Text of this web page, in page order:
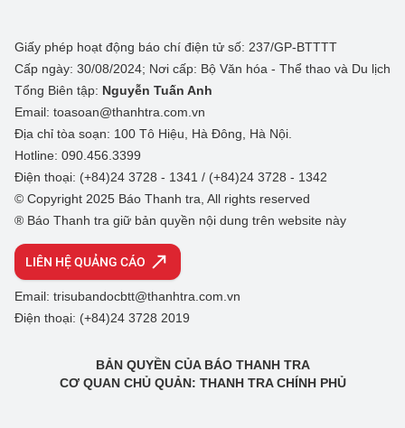
Giấy phép hoạt động báo chí điện tử số: 237/GP-BTTTT
Cấp ngày: 30/08/2024; Nơi cấp: Bộ Văn hóa - Thể thao và Du lịch
Tổng Biên tập: Nguyễn Tuấn Anh
Email: toasoan@thanhtra.com.vn
Địa chỉ tòa soạn: 100 Tô Hiệu, Hà Đông, Hà Nội.
Hotline: 090.456.3399
Điện thoại: (+84)24 3728 - 1341 / (+84)24 3728 - 1342
© Copyright 2025 Báo Thanh tra, All rights reserved
® Báo Thanh tra giữ bản quyền nội dung trên website này
LIÊN HỆ QUẢNG CÁO
Email: trisubandocbtt@thanhtra.com.vn
Điện thoại: (+84)24 3728 2019
BẢN QUYỀN CỦA BÁO THANH TRA
CƠ QUAN CHỦ QUẢN: THANH TRA CHÍNH PHỦ